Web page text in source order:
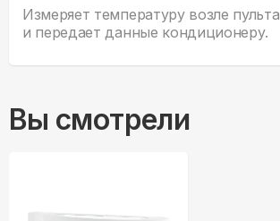
Измеряет температуру возле пульта
и передает данные кондиционеру.
Вы смотрели